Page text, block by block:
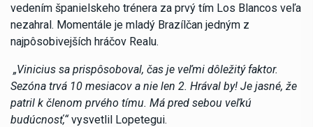
vedením španielskeho trénera za prvý tím Los Blancos veľa
nezahral. Momentále je mladý Brazílčan jedným z
najpôsobivejších hráčov Realu.
„Vinicius sa prispôsoboval, čas je veľmi dôležitý faktor.
Sezóna trvá 10 mesiacov a nie len 2. Hrával by! Je jasné, že
patril k členom prvého tímu. Má pred sebou veľkú
budúcnosť,“vysvetlil Lopetegui.